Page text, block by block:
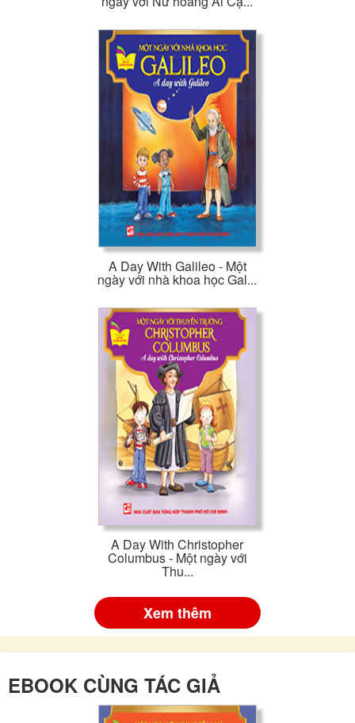
A Day With Galileo - Một
ngày với nhà khoa học Gal...
A Day With Christopher
Columbus - Một ngày với
Thu...
Xem thêm
EBOOK CÙNG TÁC GIẢ